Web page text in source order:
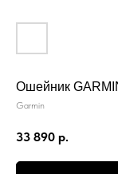
Ошейник
Garmin
33 890 р.